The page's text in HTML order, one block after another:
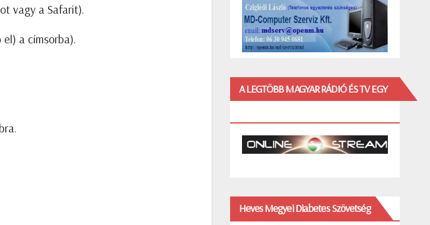
vagy a Safarit).
a címsorba).
A LEGTÖBB MAGYAR RÁDIÓ ÉS TV EGY
Heves Megyei Diabetes Szövetség